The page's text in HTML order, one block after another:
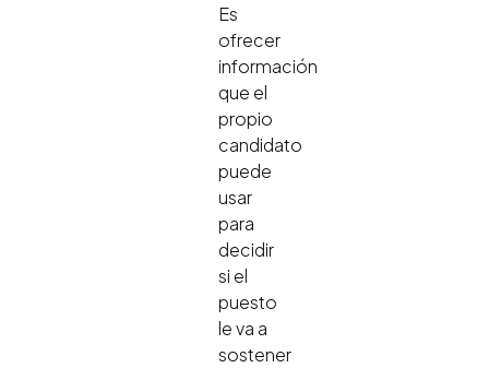
Es
ofrecer
información
que el
propio
candidato
puede
usar
para
decidir
si el
puesto
le va a
sostener